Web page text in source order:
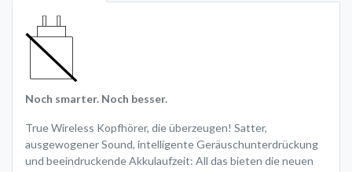
Noch smarter. Noch besser.
True Wireless Kopfhörer, die überzeugen! Satter,
ausgewogener Sound, intelligente Geräuschunterdrückung
und beeindruckende Akkulaufzeit: All das bieten die neuen